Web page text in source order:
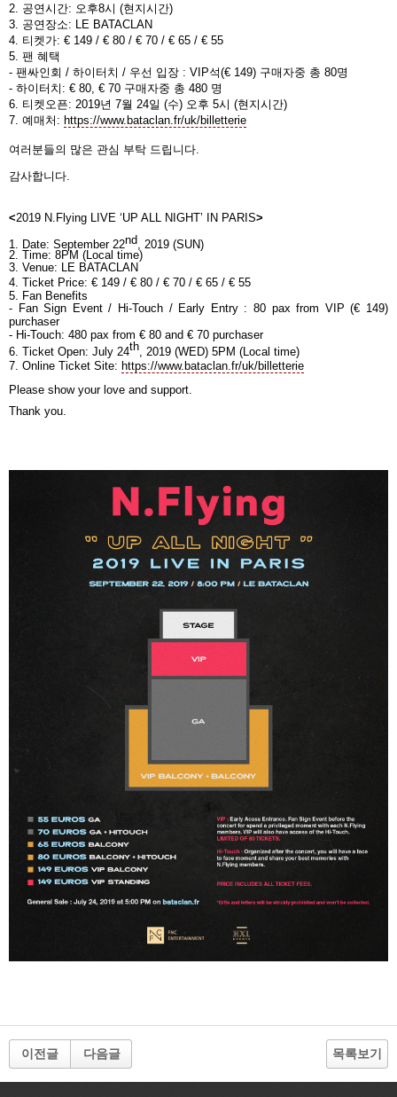
2. 공연시간: 오후8시 (현지시간)
3. 공연장소: LE BATACLAN
4. 티켓가: € 149 / € 80 / € 70 / € 65 / € 55
5. 팬 혜택
- 팬싸인회 / 하이터치 / 우선 입장 : VIP석(€ 149) 구매자중 총 80명
- 하이터치 : € 80, € 70 구매자중 총 480 명
6. 티켓오픈: 2019년 7월 24일 (수) 오후 5시 (현지시간)
7. 예매처 : https://www.bataclan.fr/uk/billetterie
여러분들의 많은 관심 부탁 드립니다
감사합니다
<2019 N.Flying LIVE ‘UP ALL NIGHT’ IN PARIS>
1. Date: September 22nd, 2019 (SUN)
2. Time: 8PM (Local time)
3. Venue: LE BATACLAN
4. Ticket Price: € 149 / € 80 / € 70 / € 65 / € 55
5. Fan Benefits
- Fan Sign Event / Hi-Touch / Early Entry : 80 pax from VIP (€ 149)
purchaser
- Hi-Touch: 480 pax from € 80 and € 70 purchaser
6. Ticket Open: July 24th , 2019 (WED) 5PM (Local time)
7. Online Ticket Site: https://www.bataclan.fr/uk/billetterie
Please show your love and support.
Thank you.
이전글 다음글 목록보기